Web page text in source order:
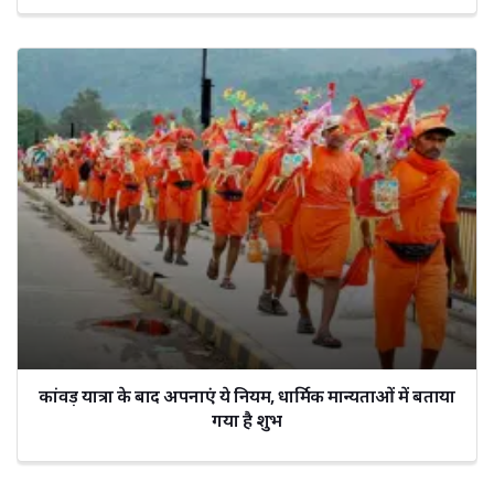
कांवड़ यात्रा के बाद अपनाएं ये नियम, धार्मिक मान्यताओं में बताया
गया है शुभ